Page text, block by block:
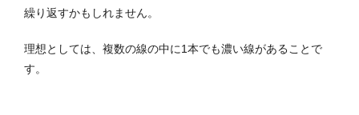
繰り返すかもしれません。
理想としては、複数の線の中に1本でも濃い線があることで
す。